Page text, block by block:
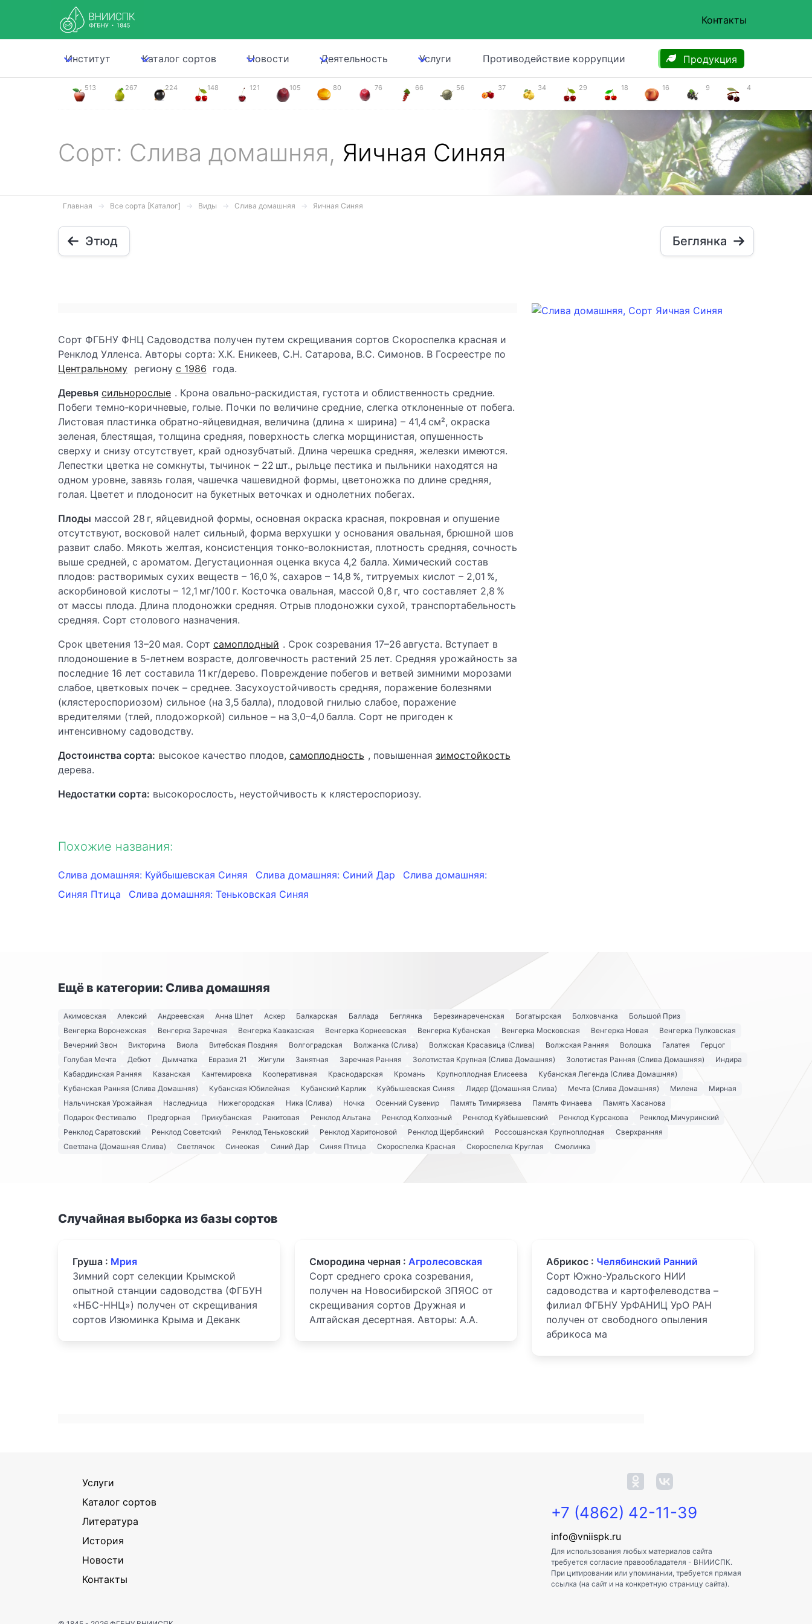
Контакты
Институт Каталог сортов Новости Деятельность Услуги Противодействие коррупции Продукция
513 267 224 148 121 105 80 76 66 56 37 34 29 18 16 9 4
Сорт: Слива домашняя, Яичная Синяя
Главная Все сорта [Каталог] Виды Слива домашняя Яичная Синяя
Этюд Беглянка
Сорт ФГБНУ ФНЦ Садоводства получен путем скрещивания сортов Скороспелка красная и
Ренклод Улленса. Авторы сорта: Х.К. Еникеев, С.Н. Сатарова, В.С. Симонов. В Госреестре по
Центральному региону с 1986 года.
Деревья сильнорослые . Крона овально‑раскидистая, густота и облиственность средние.
Побеги темно‑коричневые, голые. Почки по величине средние, слегка отклоненные от побега.
Листовая пластинка обратно‑яйцевидная, величина (длина × ширина) – 41,4 см², окраска
зеленая, блестящая, толщина средняя, поверхность слегка морщинистая, опушенность
сверху и снизу отсутствует, край однозубчатый. Длина черешка средняя, железки имеются.
Лепестки цветка не сомкнуты, тычинок – 22 шт., рыльце пестика и пыльники находятся на
одном уровне, завязь голая, чашечка чашевидной формы, цветоножка по длине средняя,
голая. Цветет и плодоносит на букетных веточках и однолетних побегах.
Плоды массой 28 г, яйцевидной формы, основная окраска красная, покровная и опушение
отсутствуют, восковой налет сильный, форма верхушки у основания овальная, брюшной шов
развит слабо. Мякоть желтая, консистенция тонко‑волокнистая, плотность средняя, сочность
выше средней, с ароматом. Дегустационная оценка вкуса 4,2 балла. Химический состав
плодов: растворимых сухих веществ – 16,0 %, сахаров – 14,8 %, титруемых кислот – 2,01 %,
аскорбиновой кислоты – 12,1 мг/100 г. Косточка овальная, массой 0,8 г, что составляет 2,8 %
от массы плода. Длина плодоножки средняя. Отрыв плодоножки сухой, транспортабельность
средняя. Сорт столового назначения.
Срок цветения 13–20 мая. Сорт самоплодный . Срок созревания 17–26 августа. Вступает в
плодоношение в 5‑летнем возрасте, долговечность растений 25 лет. Средняя урожайность за
последние 16 лет составила 11 кг/дерево. Повреждение побегов и ветвей зимними морозами
слабое, цветковых почек – среднее. Засухоустойчивость средняя, поражение болезнями
(клястероспориозом) сильное (на 3,5 балла), плодовой гнилью слабое, поражение
вредителями (тлей, плодожоркой) сильное – на 3,0–4,0 балла. Сорт не пригоден к
интенсивному садоводству.
Достоинства сорта: высокое качество плодов, самоплодность , повышенная зимостойкость
дерева.
Недостатки сорта: высокорослость, неустойчивость к клястероспориозу.
Похожие названия:
Слива домашняя: Куйбышевская Синяя Слива домашняя: Синий Дар
Слива домашняя:
Синяя Птица
Слива домашняя: Теньковская Синяя
Ещё в категории: Слива домашняя
Акимовская Алексий Андреевская Анна Шпет Аскер Балкарская Баллада Беглянка Березинареченская Богатырская Болховчанка
Большой Приз
Венгерка Воронежская
Венгерка Заречная Венгерка Кавказская Венгерка Корнеевская Венгерка Кубанская Венгерка Московская Венгерка Новая
Венгерка Пулковская
Вечерний Звон
Викторина Виола Витебская Поздняя Волгоградская Волжанка (Слива) Волжская Красавица (Слива) Волжская Ранняя Волошка Галатея
Герцог
Голубая Мечта
Дебют Дымчатка Евразия 21 Жигули Занятная Заречная Ранняя Золотистая Крупная (Слива Домашняя) Золотистая Ранняя (Слива Домашняя)
Индира
Кабардинская Ранняя
Казанская Кантемировка Кооперативная Краснодарская Кромань Крупноплодная Елисеева
Кубанская Легенда (Слива Домашняя)
Кубанская Ранняя (Слива Домашняя)
Кубанская Юбилейная Кубанский Карлик Куйбышевская Синяя Лидер (Домашняя Слива) Мечта (Слива Домашняя) Милена
Мирная
Нальчинская Урожайная
Наследница Нижегородская Ника (Слива) Ночка Осенний Сувенир Память Тимирязева Память Финаева
Память Хасанова
Подарок Фестивалю
Предгорная Прикубанская Ракитовая Ренклод Альтана Ренклод Колхозный Ренклод Куйбышевский Ренклод Курсакова
Ренклод Мичуринский
Ренклод Саратовский
Ренклод Советский Ренклод Теньковский Ренклод Харитоновой Ренклод Щербинский Россошанская Крупноплодная
Сверхранняя
Светлана (Домашняя Слива)
Светлячок Синеокая Синий Дар Синяя Птица Скороспелка Красная Скороспелка Круглая Смолинка
Случайная выборка из базы сортов
Груша : Мрия
Зимний сорт селекции Крымской
опытной станции садоводства (ФГБУН
«НБС-ННЦ») получен от скрещивания
сортов Изюминка Крыма и Деканк
Смородина черная : Агролесовская
Сорт среднего срока созревания,
получен на Новосибирской ЗПЯОС от
скрещивания сортов Дружная и
Алтайская десертная. Авторы: А.А.
Абрикос : Челябинский Ранний
Сорт Южно-Уральского НИИ
садоводства и картофелеводства –
филиал ФГБНУ УрФАНИЦ УрО РАН
получен от свободного опыления
абрикоса ма
Услуги
Каталог сортов
Литература
История
Новости
Контакты
+7 (4862) 42-11-39
info@vniispk.ru
Для использования любых материалов сайта
требуется согласие правообладателя - ВНИИСПК.
При цитировании или упоминании, требуется прямая
ссылка (на сайт и на конкретную страницу сайта).